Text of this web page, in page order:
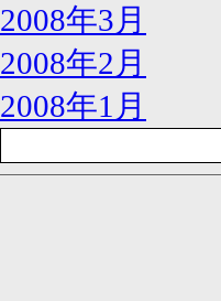
2008年3月
2008年2月
2008年1月